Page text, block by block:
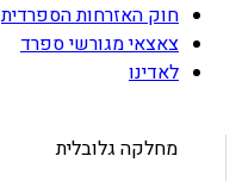
חוק האזרחות הספרדית
צאצאי מגורשי ספרד
לאדינו
מחלקה גלובלית